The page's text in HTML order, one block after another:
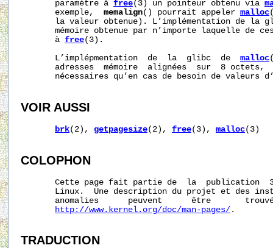
       paramètre à
free(3) un pointeur obtenu via
       exemple,
memalign() pourrait appeler malloc
la valeur obtenue). L’implémentation de la
mémoire obtenue par n’importe laquelle de
       à
free(3).
       L’implépmentation  de  la  glibc  de
malloc
adresses  mémoire  alignées  sur  8 octets,
nécessaires qu’en cas de besoin de valeurs
VOIR AUSSI
brk(2), getpagesize(2), free(3), malloc(3)
COLOPHON
Cette page fait partie de  la  publication
Linux.  Une description du projet et des
anomalies      peuvent      être
http://www.kernel.org/doc/man-pages/ .
TRADUCTION